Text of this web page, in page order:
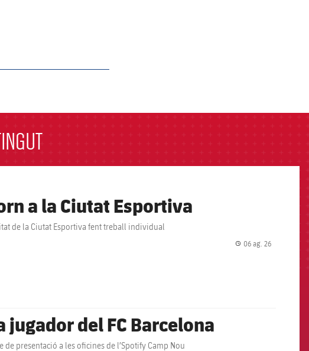
a la Ciutat Esportiva
de la Ciutat Esportiva fent treball individual
06 ag. 26
del FC Barcelona
presentació a les oficines de l’Spotify Camp Nou